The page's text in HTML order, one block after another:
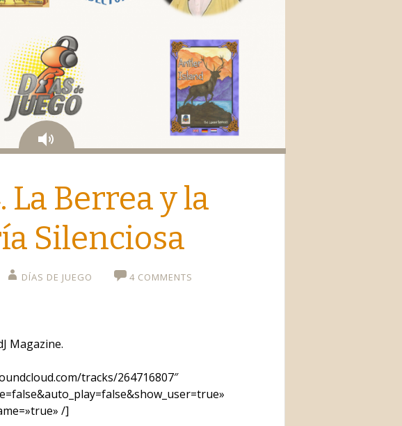
Audio
La Berrea y la
Silenciosa
DÍAS DE JUEGO 4 COMMENTS
Magazine.
tracks/264716807″
/]